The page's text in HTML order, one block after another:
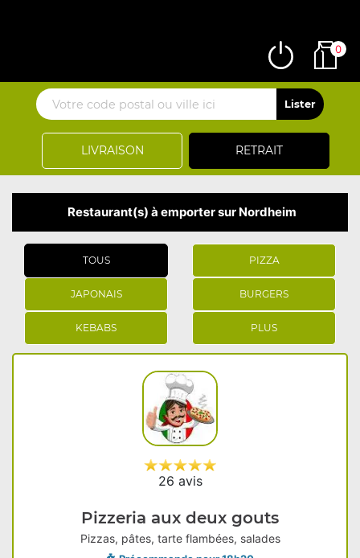
LIVRAISON RETRAIT
0
Restaurant(s) à emporter sur Nordheim
TOUS PIZZA
JAPONAIS BURGERS
KEBABS PLUS
26 avis
Pizzeria aux deux gouts
Pizzas, pâtes, tarte flambées, salades